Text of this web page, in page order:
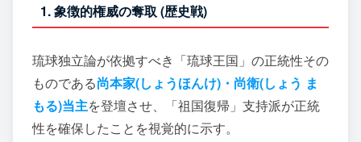
1. 象徴的権威の奪取 (歴史戦)
琉球独立論が依拠すべき「琉球王国」の正統性その
ものである尚本家(しょうほんけ)・尚衛(しょう ま
もる)当主を登壇させ、「祖国復帰」支持派が正統
性を確保したことを視覚的に示す。